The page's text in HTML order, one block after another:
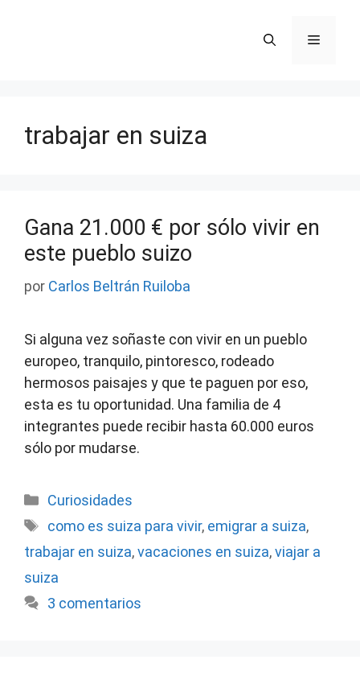
Menú
trabajar en suiza
Gana 21.000 € por sólo vivir en
este pueblo suizo
por Carlos Beltrán Ruiloba
Si alguna vez soñaste con vivir en un pueblo
europeo, tranquilo, pintoresco, rodeado
hermosos paisajes y que te paguen por eso,
esta es tu oportunidad. Una familia de 4
integrantes puede recibir hasta 60.000 euros
sólo por mudarse.
Categorías
Curiosidades
Etiquetas
como es suiza para vivir, emigrar a suiza,
trabajar en suiza,vacaciones en suiza,viajar a
suiza
3 comentarios